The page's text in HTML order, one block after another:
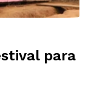
para